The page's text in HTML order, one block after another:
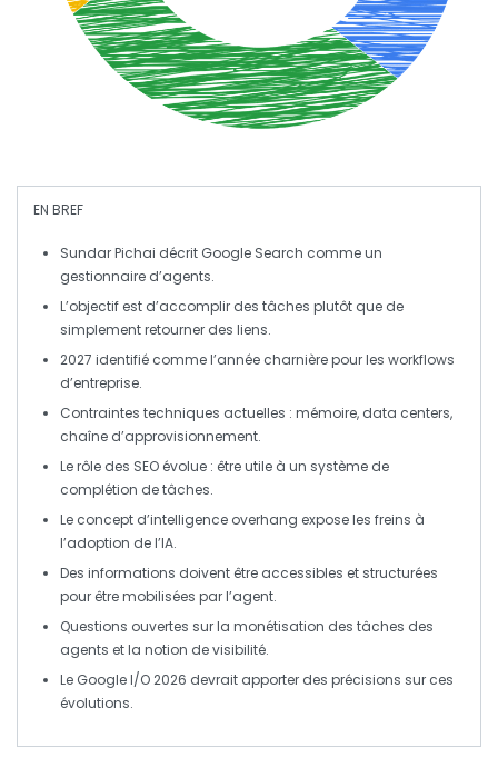
EN BREF
Sundar Pichai décrit Google Search comme un
gestionnaire d’agents.
L’objectif est d’accomplir des tâches plutôt que de
simplement retourner des liens.
2027 identifié comme l’année charnière pour les workflows
d’entreprise.
Contraintes techniques actuelles : mémoire, data centers,
chaîne d’approvisionnement.
Le rôle des SEO évolue : être utile à un système de
complétion de tâches.
Le concept d’intelligence overhang expose les freins à
l’adoption de l’IA.
Des informations doivent être accessibles et structurées
pour être mobilisées par l’agent.
Questions ouvertes sur la monétisation des tâches des
agents et la notion devisibilité.
Le Google I/O 2026 devrait apporter des précisions sur ces
évolutions.